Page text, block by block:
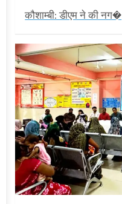
कौशाम्बी: डीएम ने की नग�